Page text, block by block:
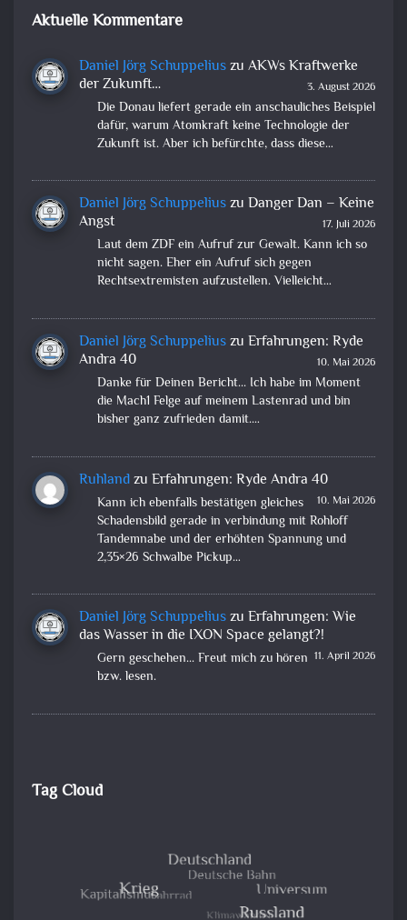
Aktuelle Kommentare
Daniel Jörg Schuppeliuszu AKWs Kraftwerke
der Zukunft…
3. August 2026
Die Donau liefert gerade ein anschauliches Beispiel
dafür, warum Atomkraft keine Technologie der
Zukunft ist. Aber ich befürchte, dass diese…
Daniel Jörg Schuppeliuszu Danger Dan – Keine
Angst
17. Juli 2026
Laut dem ZDF ein Aufruf zur Gewalt. Kann ich so
nicht sagen. Eher ein Aufruf sich gegen
Rechtsextremisten aufzustellen. Vielleicht…
Daniel Jörg Schuppeliuszu Erfahrungen: Ryde
Andra 40
10. Mai 2026
Danke für Deinen Bericht... Ich habe im Moment
die Mach1 Felge auf meinem Lastenrad und bin
bisher ganz zufrieden damit.…
Ruhlandzu Erfahrungen: Ryde Andra 40
10. Mai 2026
Kann ich ebenfalls bestätigen gleiches
Schadensbild gerade in verbindung mit Rohloff
Tandemnabe und der erhöhten Spannung und
2,35×26 Schwalbe Pickup…
Daniel Jörg Schuppeliuszu Erfahrungen: Wie
das Wasser in die IXON Space gelangt?!
11. April 2026
Gern geschehen... Freut mich zu hören
bzw. lesen.
Tag Cloud